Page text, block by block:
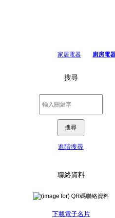
家居電器 廚房電
搜尋
進階搜尋
聯絡資料
下載電子名片